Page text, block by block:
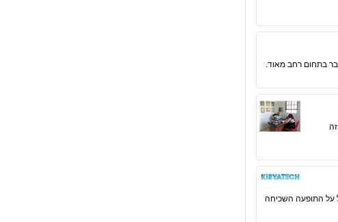
בתחום רחב מאוד.
על התופעה השכיחה